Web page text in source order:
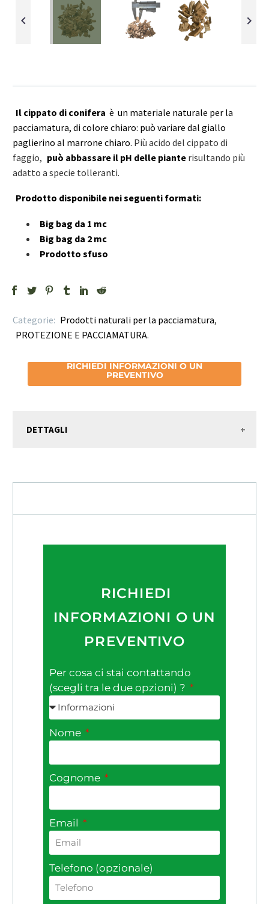
Il cippato di conifera è un materiale naturale per la
pacciamatura, di colore chiaro: può variare dal giallo
paglierino al marrone chiaro. Più acido del cippato di
faggio, può abbassare il pH delle piante risultando più
adatto a specie tolleranti.
Prodotto disponibile nei seguenti formati:
Big bag da 1 mc
Big bag da 2 mc
Prodotto sfuso
Categorie: Prodotti naturali per la pacciamatura,
PROTEZIONE E PACCIAMATURA.
RICHIEDI INFORMAZIONI O UN
PREVENTIVO
DETTAGLI
RICHIEDI
INFORMAZIONI O UN
PREVENTIVO
Per cosa ci stai contattando
(scegli tra le due opzioni) ?
Nome
Cognome
Email
Telefono (opzionale)